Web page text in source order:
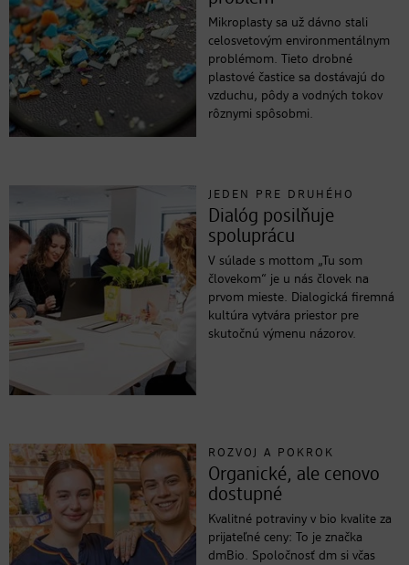
Mikroplasty sa už dávno stali
celosvetovým environmentálnym
problémom. Tieto drobné
plastové častice sa dostávajú do
vzduchu, pôdy a vodných tokov
rôznymi spôsobmi.
JEDEN PRE DRUHÉHO
Dialóg posilňuje
spoluprácu
V súlade s mottom „Tu som
človekom“ je u nás človek na
prvom mieste. Dialogická firemná
kultúra vytvára priestor pre
skutočnú výmenu názorov.
ROZVOJ A POKROK
Organické, ale cenovo
dostupné
Kvalitné potraviny v bio kvalite za
prijateľné ceny: To je značka
dmBio. Spoločnosť dm si včas